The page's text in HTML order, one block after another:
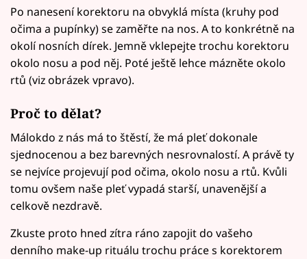
Po nanesení korektoru na obvyklá místa (kruhy pod
očima a pupínky) se zaměřte na nos. A to konkrétně na
okolí nosních dírek. Jemně vklepejte trochu korektoru
okolo nosu a pod něj. Poté ještě lehce mázněte okolo
rtů (viz obrázek vpravo).
Proč to dělat?
Málokdo z nás má to štěstí, že má pleť dokonale
sjednocenou a bez barevných nesrovnalostí. A právě ty
se nejvíce projevují pod očima, okolo nosu a rtů. Kvůli
tomu ovšem naše pleť vypadá starší, unavenější a
celkově nezdravě.
Zkuste proto hned zítra ráno zapojit do vašeho
denního make-up rituálu trochu práce s korektorem